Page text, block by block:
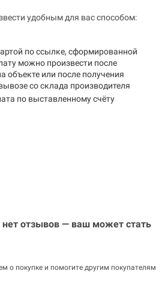
удобным для вас способом:
по ссылке, сформированной
можно произвести после
объекте или после получения
со склада производителя
по выставленному счёту
нет отзывов — ваш может стать
о покупке и помогите другим покупателям